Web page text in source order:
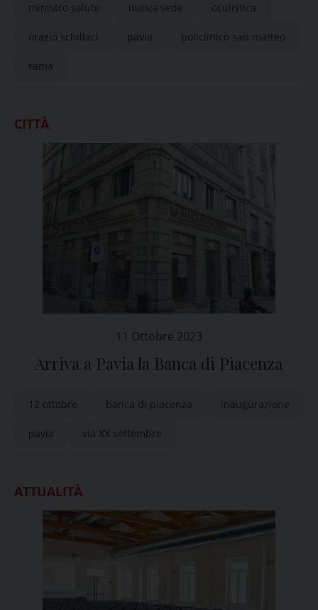
ministro salute nuova sede oculistica
orazio schillaci pavia policlinico san matteo
rama
CITTÀ
11 Ottobre 2023
Arriva a Pavia la Banca di Piacenza
12 ottobre banca di piacenza inaugurazione
pavia via XX settembre
ATTUALITÀ